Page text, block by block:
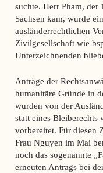
suchte. Herr Pham, der
Sachsen kam, wurde
ausländerrechtlichen
Zívilgesellschaft wie
Unterzeichnenden
Anträge der
humanitäre Gründe in
wurden von der
statt eines Bleiberechts
vorbereitet. Für diesen
Frau Nguyen im Mai
noch das sogenannte
erneuten Antrags bei